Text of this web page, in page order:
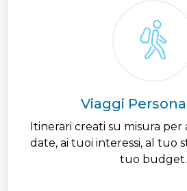
Viaggi
Itinerari creati su misura
date, ai tuoi interessi, al tuo
tuo budget.